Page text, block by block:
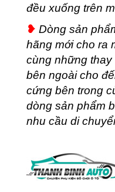
đều xuống trên
❥ Dòng sản
hãng mới cho ra
cùng những
bên ngoài cho
cứng bên trong
dòng sản phẩm
nhu cầu di